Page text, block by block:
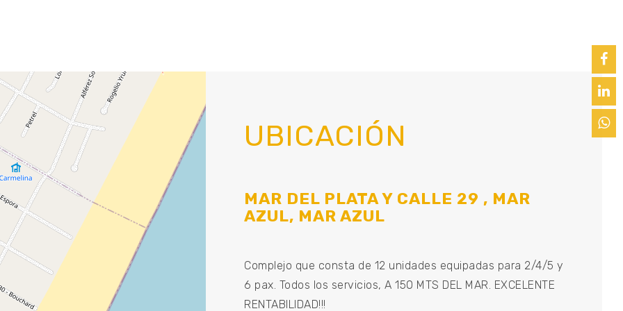
UBICACIÓN
MAR DEL PLATA Y CALLE 29 , MAR
AZUL, MAR AZUL
Complejo que consta de 12 unidades equipadas para 2/4/5 y
6 pax. Todos los servicios, A 150 MTS DEL MAR. EXCELENTE
RENTABILIDAD!!!